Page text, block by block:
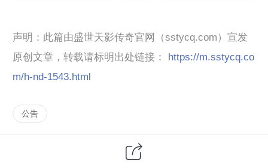
声明：此篇由盛世天影传奇官网（sstycq.com）宣发
原创文章，转载请标明出处链接：
https://m.sstycq.co
m/h-nd-1543.html
公告